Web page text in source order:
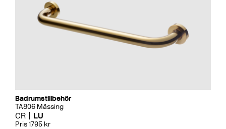
Badrumstillbehör
TA806 Mässing
CR LU
Pris 1795 kr